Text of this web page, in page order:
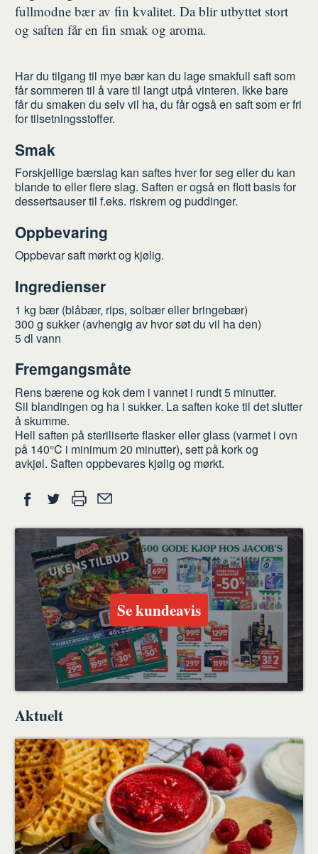
fullmodne bær av fin kvalitet. Da blir utbyttet stort
og saften får en fin smak og aroma.
Har du tilgang til mye bær kan du lage smakfull saft som
får sommeren til å vare til langt utpå vinteren. Ikke bare
får du smaken du selv vil ha, du får også en saft som er fri
for tilsetningsstoffer.
Smak
Forskjellige bærslag kan saftes hver for seg eller du kan
blande to eller flere slag. Saften er også en flott basis for
dessertsauser til f.eks. riskrem og puddinger.
Oppbevaring
Oppbevar saft mørkt og kjølig.
Ingredienser
1 kg bær (blåbær, rips, solbær eller bringebær)
300 g sukker (avhengig av hvor søt du vil ha den)
5 dl vann
Fremgangsmåte
Rens bærene og kok dem i vannet i rundt 5 minutter.
Sil blandingen og ha i sukker. La saften koke til det slutter
å skumme.
Hell saften på steriliserte flasker eller glass (varmet i ovn
på 140°C i minimum 20 minutter), sett på kork og
avkjøl. Saften oppbevares kjølig og mørkt.
Del
på
Facebook
på
Twitter
ut en
venn
Se kundeavis
Aktuelt